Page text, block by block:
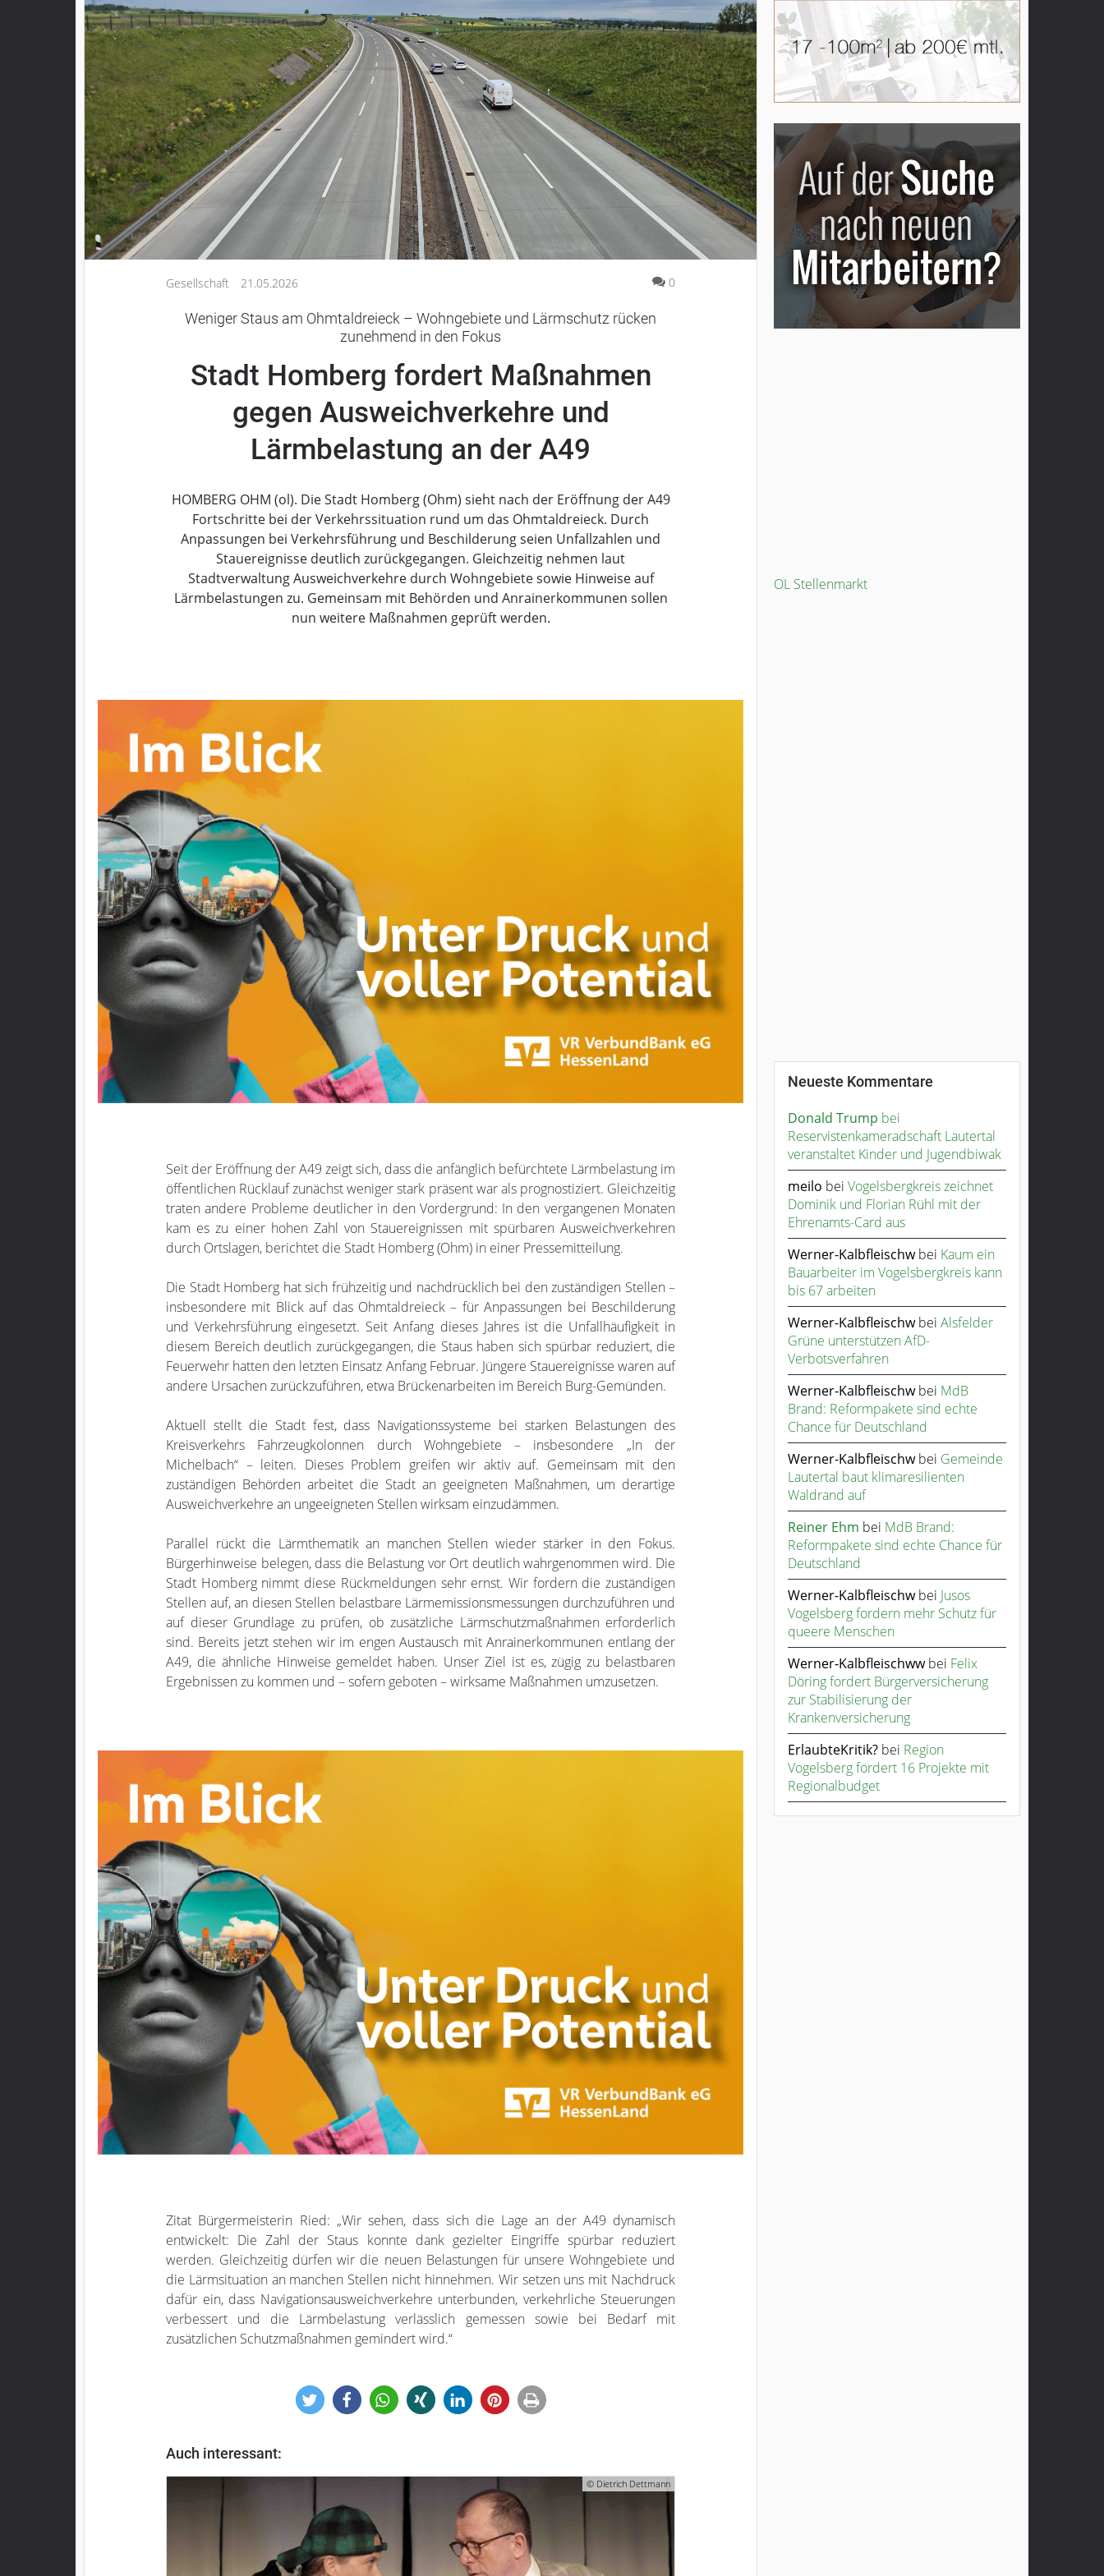
Kultur
Lifestyle
Wirtschaft
Vogelsberg
Alsfeld
Lauterbach
Romrod
Homberg
Ohm
Schotten
Impressum
Datenschutzerklärung
Gesellschaft 21.05.2026 0
Weniger Staus am Ohmtaldreieck – Wohngebiete und Lärmschutz rücken
zunehmend in den Fokus
Stadt Homberg fordert Maßnahmen
gegen Ausweichverkehre und
Lärmbelastung an der A49
HOMBERG OHM (ol). Die Stadt Homberg (Ohm) sieht nach der Eröffnung der A49
Fortschritte bei der Verkehrssituation rund um das Ohmtaldreieck. Durch
Anpassungen bei Verkehrsführung und Beschilderung seien Unfallzahlen und
Stauereignisse deutlich zurückgegangen. Gleichzeitig nehmen laut
Stadtverwaltung Ausweichverkehre durch Wohngebiete sowie Hinweise auf
Lärmbelastungen zu. Gemeinsam mit Behörden und Anrainerkommunen sollen
nun weitere Maßnahmen geprüft werden.
Seit der Eröffnung der A49 zeigt sich, dass die anfänglich befürchtete Lärmbelastung im
öffentlichen Rücklauf zunächst weniger stark präsent war als prognostiziert. Gleichzeitig
traten andere Probleme deutlicher in den Vordergrund: In den vergangenen Monaten
kam es zu einer hohen Zahl von Stauereignissen mit spürbaren Ausweichverkehren
durch Ortslagen, berichtet die Stadt Homberg (Ohm) in einer Pressemitteilung.
Die Stadt Homberg hat sich frühzeitig und nachdrücklich bei den zuständigen Stellen –
insbesondere mit Blick auf das Ohmtaldreieck – für Anpassungen bei Beschilderung
und Verkehrsführung eingesetzt. Seit Anfang dieses Jahres ist die Unfallhäufigkeit in
diesem Bereich deutlich zurückgegangen, die Staus haben sich spürbar reduziert, die
Feuerwehr hatten den letzten Einsatz Anfang Februar. Jüngere Stauereignisse waren auf
andere Ursachen zurückzuführen, etwa Brückenarbeiten im Bereich Burg-Gemünden.
Aktuell stellt die Stadt fest, dass Navigationssysteme bei starken Belastungen des
Kreisverkehrs Fahrzeugkolonnen durch Wohngebiete – insbesondere „In der
Michelbach“ – leiten. Dieses Problem greifen wir aktiv auf. Gemeinsam mit den
zuständigen Behörden arbeitet die Stadt an geeigneten Maßnahmen, um derartige
Ausweichverkehre an ungeeigneten Stellen wirksam einzudämmen.
Parallel rückt die Lärmthematik an manchen Stellen wieder stärker in den Fokus.
Bürgerhinweise belegen, dass die Belastung vor Ort deutlich wahrgenommen wird. Die
Stadt Homberg nimmt diese Rückmeldungen sehr ernst. Wir fordern die zuständigen
Stellen auf, an diesen Stellen belastbare Lärmemissionsmessungen durchzuführen und
auf dieser Grundlage zu prüfen, ob zusätzliche Lärmschutzmaßnahmen erforderlich
sind. Bereits jetzt stehen wir im engen Austausch mit Anrainerkommunen entlang der
A49, die ähnliche Hinweise gemeldet haben. Unser Ziel ist es, zügig zu belastbaren
Ergebnissen zu kommen und – sofern geboten – wirksame Maßnahmen umzusetzen.
Zitat Bürgermeisterin Ried: „Wir sehen, dass sich die Lage an der A49 dynamisch
entwickelt: Die Zahl der Staus konnte dank gezielter Eingriffe spürbar reduziert
werden. Gleichzeitig dürfen wir die neuen Belastungen für unsere Wohngebiete und
die Lärmsituation an manchen Stellen nicht hinnehmen. Wir setzen uns mit Nachdruck
dafür ein, dass Navigationsausweichverkehre unterbunden, verkehrliche Steuerungen
verbessert und die Lärmbelastung verlässlich gemessen sowie bei Bedarf mit
zusätzlichen Schutzmaßnahmen gemindert wird.“
Auch interessant:
© Dietrich Dettmann
OL Stellenmarkt
Neueste Kommentare
Donald Trump bei
Reservistenkameradschaft Lautertal
veranstaltet Kinder und Jugendbiwak
meilo bei Vogelsbergkreis zeichnet
Dominik und Florian Rühl mit der
Ehrenamts-Card aus
Werner-Kalbfleischwbei Kaum ein
Bauarbeiter im Vogelsbergkreis kann
bis 67 arbeiten
Werner-Kalbfleischwbei Alsfelder
Grüne unterstützen AfD-
Verbotsverfahren
Werner-Kalbfleischwbei MdB
Brand: Reformpakete sind echte
Chance für Deutschland
Werner-Kalbfleischwbei Gemeinde
Lautertal baut klimaresilienten
Waldrand auf
Reiner Ehm bei MdB Brand:
Reformpakete sind echte Chance für
Deutschland
Werner-Kalbfleischwbei Jusos
Vogelsberg fordern mehr Schutz für
queere Menschen
Werner-Kalbfleischwwbei Felix
Döring fordert Bürgerversicherung
zur Stabilisierung der
Krankenversicherung
ErlaubteKritik? bei Region
Vogelsberg fördert 16 Projekte mit
Regionalbudget